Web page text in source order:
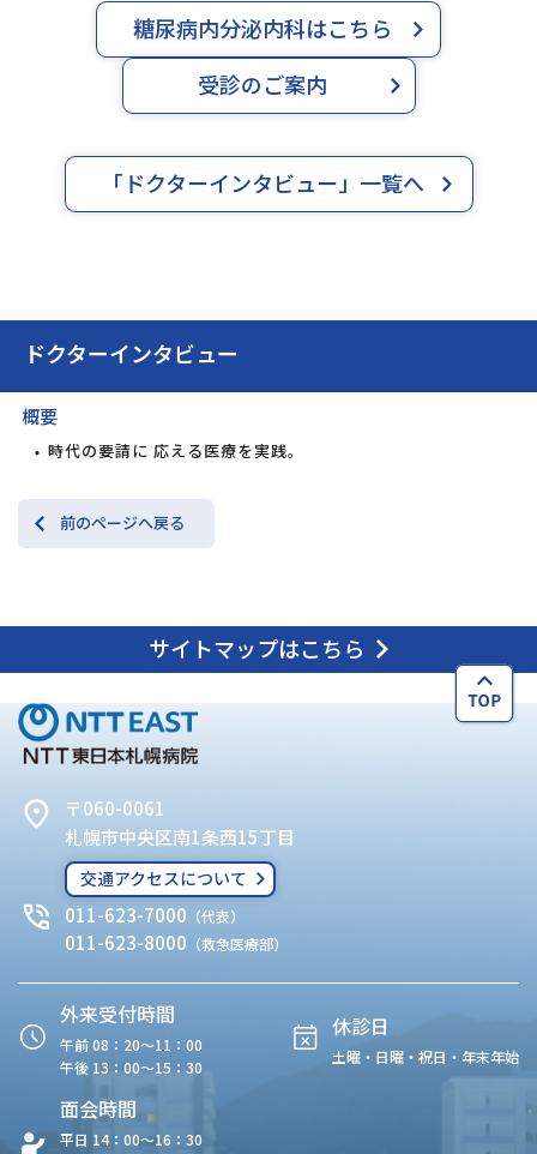
ドクターインタビュー
概要
時代の要請に 応える医療を実践。
前のページへ戻る
糖尿病内分泌内科はこちら
受診のご案内
「ドクターインタビュー」一覧へ
サイトマップはこちら
〒060-0061
札幌市中央区南1条西15丁目
交通アクセスについて
011-623-7000 （代表）
011-623-8000 （救急医療部）
外来受付時間
午前 08：20〜11：00
午後 13：00〜15：30
休診日
土曜・日曜・祝日・年末年始
面会時間
平日 14：00〜16：30